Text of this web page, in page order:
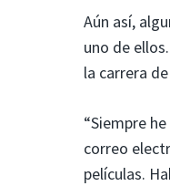
Aún así,
uno de
la carrera
“Siempre
correo
películas.